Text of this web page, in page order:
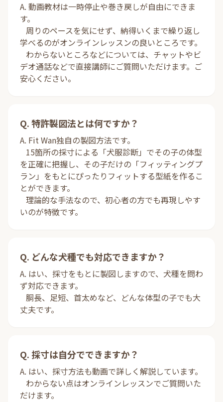
A. 動画教材は一時停止や巻き戻しが自由にできま
す。
周りのペースを気にせず、納得いくまで繰り返し
学べるのがオンラインレッスンの良いところです。
わからないところなどについては、チャットやビ
デオ通話などで直接講師にご質問いただけます。ご
安心ください。
Q. 特許製図法とは何ですか？
A. Fit Wan独自の製図方法です。
15箇所の採寸による「犬服診断」でその子の体型
を正確に把握し、その子だけの「フィッティングプ
ラン」をもとにぴったりフィットする型紙を作るこ
とができます。
理論的な手法なので、初心者の方でも再現しやす
いのが特徴です。
Q. どんな犬種でも対応できますか？
A. はい、採寸をもとに製図しますので、犬種を問わ
ず対応できます。
胴長、足短、首太めなど、どんな体型の子でも大
丈夫です。
Q. 採寸は自分でできますか？
A. はい、採寸方法も動画で詳しく解説しています。
わからない点はオンラインレッスンでご質問いた
だけます。